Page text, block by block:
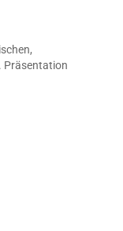
Präsentation